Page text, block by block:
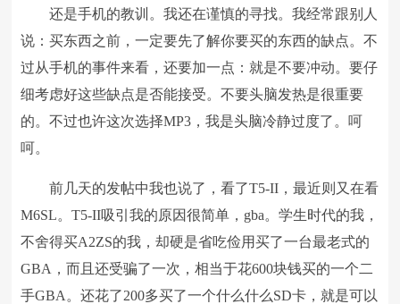
还是手机的教训。我还在谨慎的寻找。我经常跟别人
说：买东西之前，一定要先了解你要买的东西的缺点。不
过从手机的事件来看，还要加一点：就是不要冲动。要仔
细考虑好这些缺点是否能接受。不要头脑发热是很重要
的。不过也许这次选择MP3，我是头脑冷静过度了。呵
呵。
前几天的发帖中我也说了，看了T5-II，最近则又在看
M6SL。T5-II吸引我的原因很简单，gba。学生时代的我，
不舍得买A2ZS的我，却硬是省吃俭用买了一台最老式的
GBA，而且还受骗了一次，相当于花600块钱买的一个二
手GBA。还花了200多买了一个什么什么SD卡，就是可以